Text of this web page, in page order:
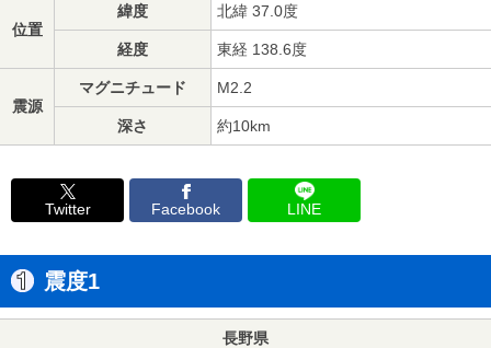
位置
緯度 北緯 37.0度
経度 東経 138.6度
震源
マグニチュード M2.2
深さ 約10km
Twitter Facebook LINE
震度1
長野県